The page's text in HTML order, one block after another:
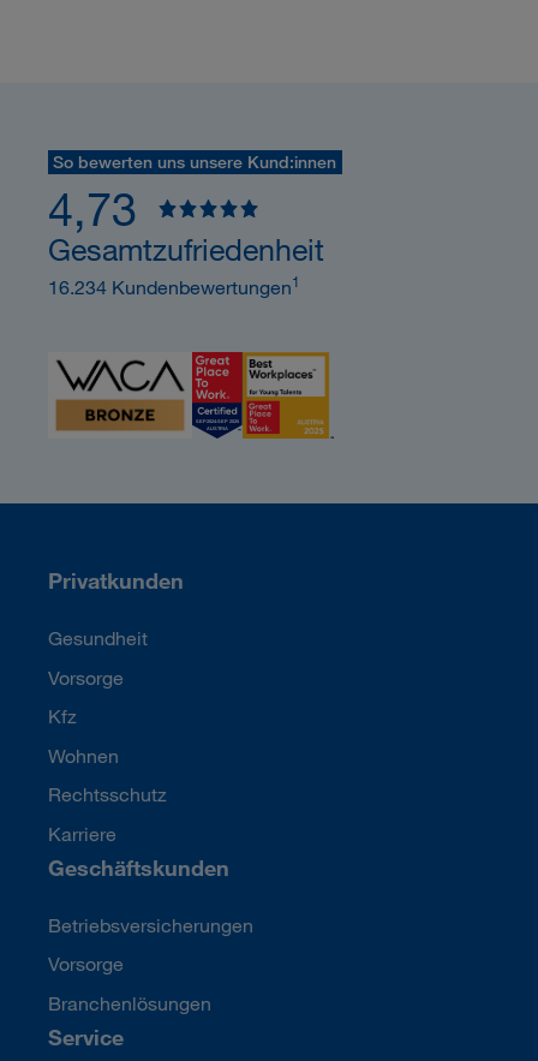
Privatkunden
Gesundheit
Vorsorge
Kfz
Wohnen
Rechtsschutz
Karriere
Geschäftskunden
Betriebsversicherungen
Vorsorge
Branchenlösungen
Service
So bewerten uns unsere Kund:innen
4,73
Gesamtzufriedenheit
16.234 Kundenbewertungen1